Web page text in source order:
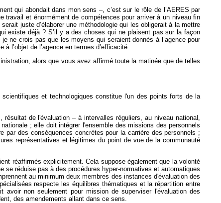
qui abondait dans mon sens –, c’est sur le rôle de l’AERES par
travail et énormément de compétences pour arriver à un niveau fin
juste d’élaborer une méthodologie qui les obligerait à la mettre
existe déjà ? S’il y a des choses qui ne plaisent pas sur la façon
ne crois pas que les moyens qui seraient donnés à l’agence pour
l’objet de l’agence en termes d’efficacité.
alors que vous avez affirmé toute la matinée que de telles
et technologiques constitue l'un des points forts de la
de l'évaluation – à intervalles réguliers, au niveau national,
; elle doit intégrer l'ensemble des missions des personnels
des conséquences concrètes pour la carrière des personnels ;
représentatives et légitimes du point de vue de la communauté
réaffirmés explicitement. Cela suppose également que la volonté
réduise pas à des procédures hyper-normatives et automatiques
au minimum deux membres des instances d'évaluation des
respecte les équilibres thématiques et la répartition entre
non seulement pour mission de superviser l'évaluation des
des amendements allant dans ce sens.